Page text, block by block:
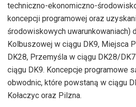
techniczno-ekonomiczno-
koncepcji programowej oraz
środowiskowych uwarunkowaniach)
Kolbuszowej w ciągu DK9, Miejsca
DK28, Przemyśla w ciągu DK28/
ciągu DK9. Koncepcje programowe
obwodnic, które powstaną w ciągu
Kołaczyc oraz Pilzna.